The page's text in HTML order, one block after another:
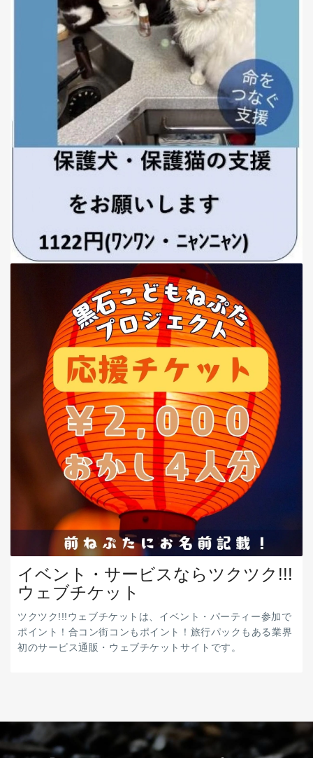
イベント・サービスならツクツク!!!
ウェブチケット
ツクツク!!!ウェブチケットは、イベント・パーティー参加で
ポイント！合コン街コンもポイント！旅行パックもある業界
初のサービス通販・ウェブチケットサイトです。